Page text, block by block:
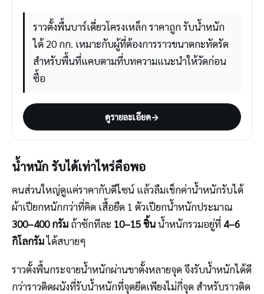
ราวตั้งพื้นบาร์เดี่ยวโครงเหล็ก ราคาถูก รับน้ำหนัก
ได้ 20 กก. เหมาะกับผู้ที่ต้องการราวขนาดกะทัดรัด
สำหรับพื้นที่แคบตามที่บทความแนะนำให้วัดก่อน
ซื้อ
ดูรายละเอียด→
น้ำหนัก รับได้เท่าไหร่คือพอ
คนส่วนใหญ่ดูแค่ราคากับดีไซน์ แล้วลืมเช็กค่าน้ำหนักรับได้
ผ้าเปียกหนักกว่าที่คิด เสื้อยืด 1 ตัวเปียกน้ำหนักประมาณ
300–400 กรัม ถ้าซักทีละ 10–15 ชิ้นน้ำหนักรวมอยู่ที่ 4–6
กิโลกรัมได้สบายๆ
ราวตั้งพื้นกระจายน้ำหนักผ่านขาตั้งหลายจุด จึงรับน้ำหนักได้ดี
กว่าราวติดผนังที่รับน้ำหนักที่จุดยึดเพียงไม่กี่จุด สำหรับราวติด